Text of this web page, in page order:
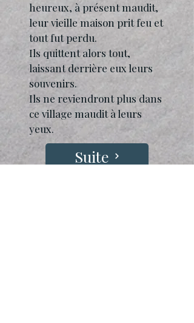
heureux, à présent maudit,
leur vieille maison prit feu et
tout fut perdu.
Ils quittent alors tout,
laissant derrière eux leurs
souvenirs.
Ils ne reviendront plus dans
ce village maudit à leurs
yeux.
Suite